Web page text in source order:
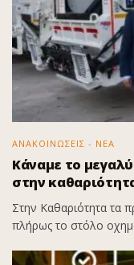
ΑΝΑΚΟΙΝΩΣΕΙΣ - ΝΕΑ
Κάναμε το
στην
Στην Καθαριότητα τα
πλήρως το στόλο